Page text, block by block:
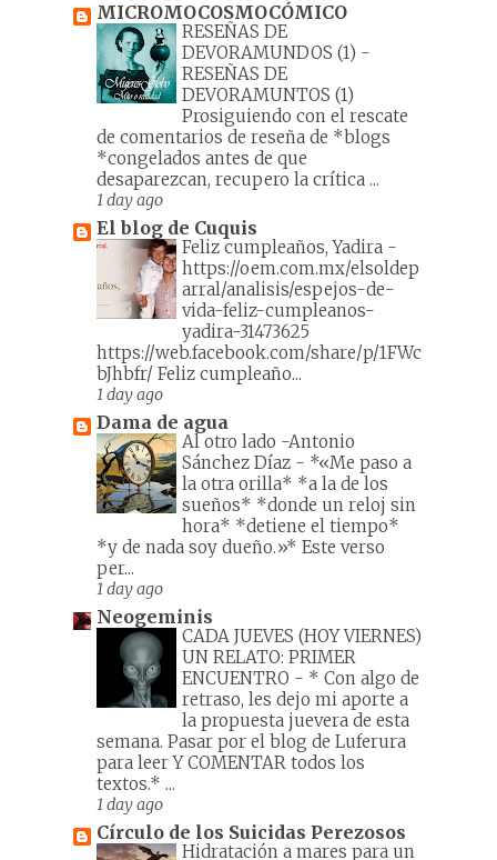
MICROMOCOSMOCÓMICO
RESEÑAS DE
DEVORAMUNDOS (1) -
RESEÑAS DE
DEVORAMUNTOS (1)
Prosiguiendo con el rescate
de comentarios de reseña de *blogs
*congelados antes de que
desaparezcan, recupero la crítica ...
1 day ago
El blog de Cuquis
Feliz cumpleaños, Yadira -
https://oem.com.mx/elsoldep
arral/analisis/espejos-de-
vida-feliz-cumpleanos-
yadira-31473625
https://web.facebook.com/share/p/1FWc
bJhbfr/ Feliz cumpleaño...
1 day ago
Dama de agua
Al otro lado -Antonio
Sánchez Díaz - *«Me paso a
la otra orilla* *a la de los
sueños* *donde un reloj sin
hora* *detiene el tiempo*
*y de nada soy dueño.»* Este verso
per...
1 day ago
Neogeminis
CADA JUEVES (HOY VIERNES)
UN RELATO: PRIMER
ENCUENTRO - * Con algo de
retraso, les dejo mi aporte a
la propuesta juevera de esta
semana. Pasar por el blog de Luferura
para leer Y COMENTAR todos los
textos.* ...
1 day ago
Círculo de los Suicidas Perezosos
Hidratación a mares para un